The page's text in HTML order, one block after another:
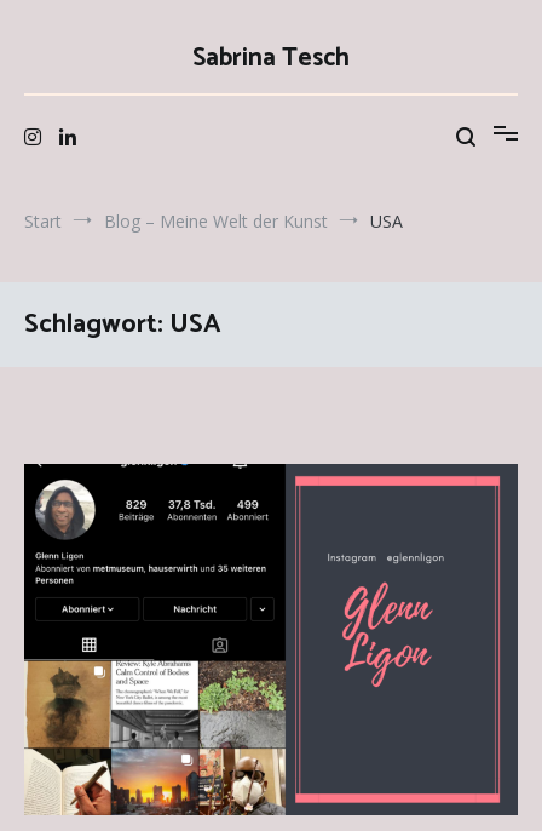
Sabrina Tesch
Start Blog – Meine Welt der Kunst USA
Schlagwort: USA